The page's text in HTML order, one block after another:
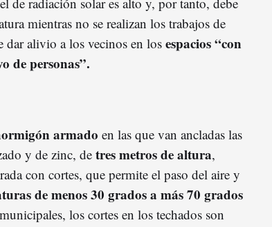
mientras no se realizan los trabajos de
alivio a los vecinos en los espacios “con
de personas”.
armado en las que van ancladas las
y de zinc, de tres metros de altura,
con cortes, que permite el paso del aire y
de menos 30 grados a más 70 grados
los cortes en los techados son